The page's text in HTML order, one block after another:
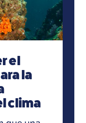
el
la
clima